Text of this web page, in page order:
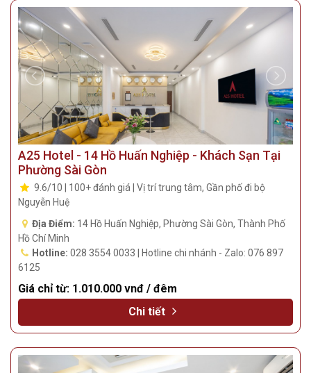
Giá chỉ từ:840.000 vnđ / đêm
A25 Hotel - 14 Hồ Huấn Nghiệp - Khách Sạn Tại
Phường Sài Gòn
9.6/10 | 100+ đánh giá | Vị trí trung tâm, Gần phố đi bộ
Nguyễn Huệ
Địa Điểm:14 Hồ Huấn Nghiệp, Phường Sài Gòn, Thành Phố
Hotline:028 3554 0033 | Hotline chi nhánh - Zalo: 076 897
6125